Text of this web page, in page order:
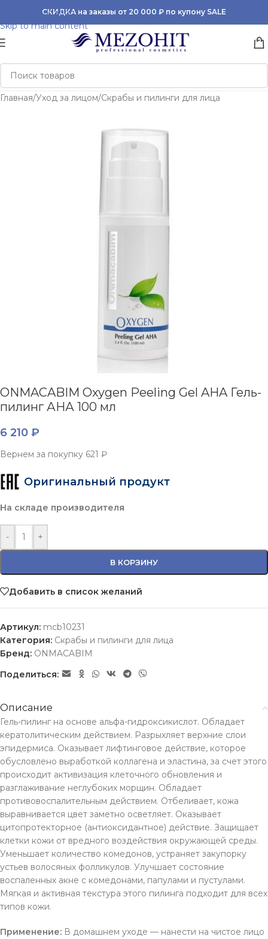
Skip to navigation
Skip to main content
СКИДКА на заказы от 20 000 ₽ по купону SALE
Главная/Уход за лицом/Скрабы и пилинги для лица
ONMACABIM Oxygen Peeling Gel AHA Гель-
пилинг АНА 100 мл
6 210 ₽
Вернем за покупку 621 ₽
Оригинальный продукт
На складе производителя
- +
В КОРЗИНУ
Добавить в список желаний
Артикул: mcb10231
Категория: Скрабы и пилинги для лица
Бренд: ONMACABIM
Поделиться:
Описание
Гель-пилинг на основе альфа-гидроксикислот. Обладает
кератолитическим действием. Разрыхляет верхние слои
эпидермиса. Оказывает лифтинговое действие, которое
обусловлено выработкой коллагена и эластина, за счет этого
происходит активизация клеточного обновления и
разглаживание неглубоких морщин. Обладает
противовоспалительным действием. Отбеливает, кожа
выравнивается цвет заметно осветляет. Оказывает
цитопротекторное (антиоксидантное) действие. Защищает
клетки кожи от вредного воздействия окружающей среды.
Уменьшает количество комедонов, устраняет закупорку
устьев волосяных фолликулов. Улучшает состояние
воспаленных акне с комедонами, папулами и пустулами.
Мягкая и активная текстура этого пилинга подходит для всех
типов кожи.
Применение: В домашнем уходе — нанести на чистое лицо